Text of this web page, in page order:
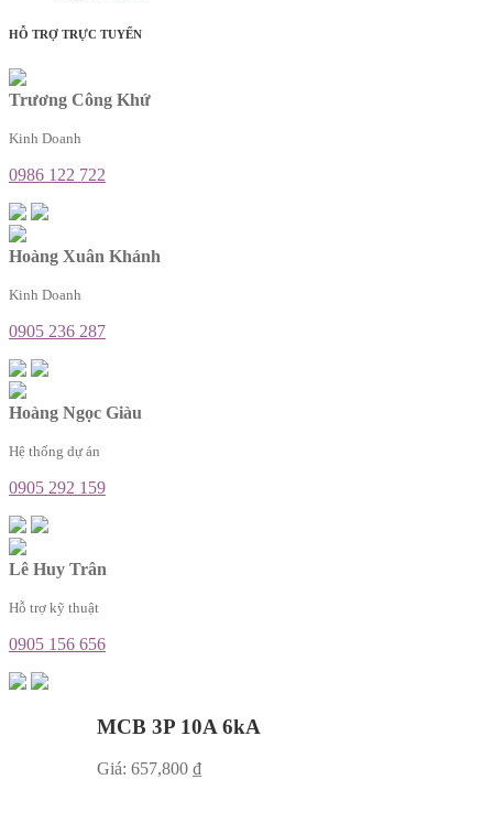
HỖ TRỢ TRỰC TUYẾN
Trương Công Khứ
Kinh Doanh
0986 122 722
Hoàng Xuân Khánh
Kinh Doanh
0905 236 287
Hoàng Ngọc Giàu
Hệ thống dự án
0905 292 159
Lê Huy Trân
Hỗ trợ kỹ thuật
0905 156 656
MCB 3P 10A 6kA
Giá: 657,800 ₫